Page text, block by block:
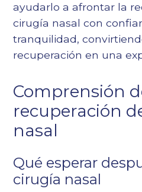
ayudarlo a afrontar la
cirugía nasal con
tranquilidad,
recuperación en una
Comprensión
recuperación
nasal
Qué esperar
cirugía nasal